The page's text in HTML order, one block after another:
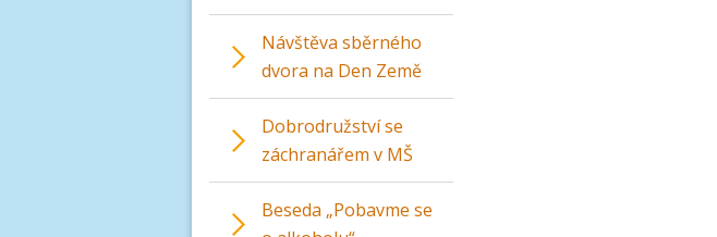
Návštěva sběrného
dvora na Den Země
Dobrodružství se
záchranářem v MŠ
Beseda „Pobavme se